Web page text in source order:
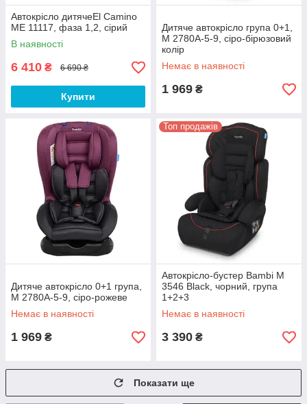
Автокрісло дитячеEl Camino
ME 11117, фаза 1,2, сірий
В наявності
6 410 ₴ 6 690 ₴
Купити
Дитяче автокрісло група 0+1,
M 2780A-5-9, сіро-бірюзовий
колір
Немає в наявності
1 969 ₴
Дитяче автокрісло 0+1 група,
M 2780A-5-9, сіро-рожеве
Немає в наявності
1 969 ₴
Топ продажів
Автокрісло-бустер Bambi M
3546 Black, чорний, група
1+2+3
Немає в наявності
3 390 ₴
Показати ще